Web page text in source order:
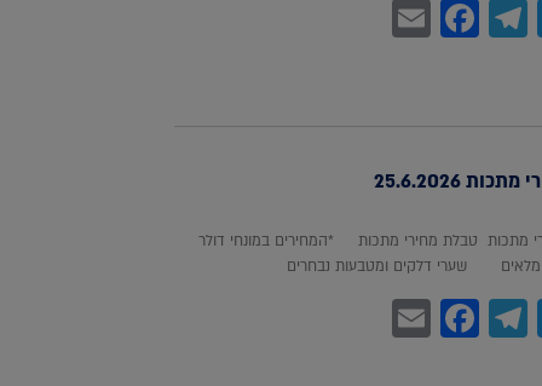
Twitter
Telegram
Facebook
Email
25.6.2026
מתכות טבלת מחירי מתכות *המחירים במונחי דולר
שערי דלקים ומטבעות נבחרים
Twitter
Telegram
Facebook
Email